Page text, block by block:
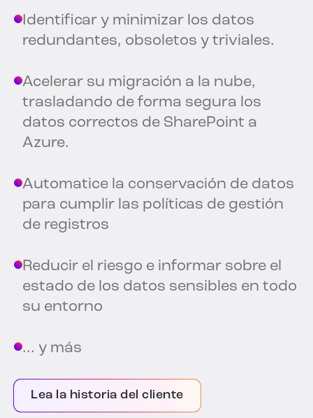
Identificar y minimizar los datos
redundantes, obsoletos y triviales.
Acelerar su migración a la nube,
trasladando de forma segura los
datos correctos de SharePoint a
Azure.
Automatice la conservación de datos
para cumplir las políticas de gestión
de registros
Reducir el riesgo e informar sobre el
estado de los datos sensibles en todo
su entorno
... y más
Lea la historia del cliente